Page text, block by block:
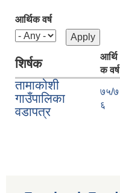
आर्थिक वर्ष
शिर्षक
आर्थि
क वर्ष
तामाकोशी
गाउँपालिका
वडापत्र
७५/७
६